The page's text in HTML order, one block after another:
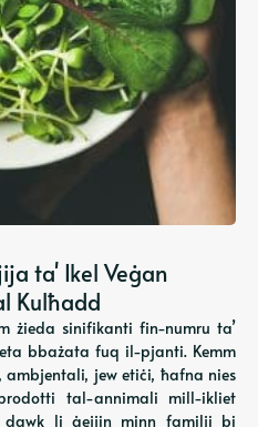
ta' Ikel Veġan
Kulħadd
żieda sinifikanti fin-numru ta’
bbażata fuq il-pjanti. Kemm
jew etiċi, ħafna nies
tal-annimali mill-ikliet
dawk li ġejjin minn familji bi